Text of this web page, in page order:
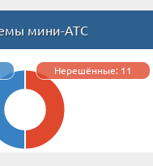
мини-АТС
Нерешённые: 11